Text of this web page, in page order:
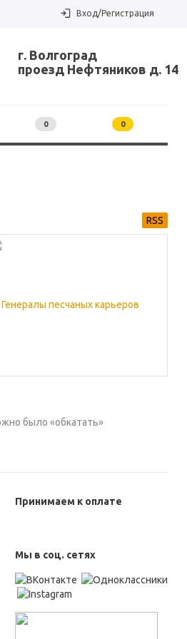
Вход/Регистрация
г. Волгоград
проезд Нефтяников д. 14
0 0
RSS
было «обкатать»
Принимаем к оплате
Мы в соц. сетях